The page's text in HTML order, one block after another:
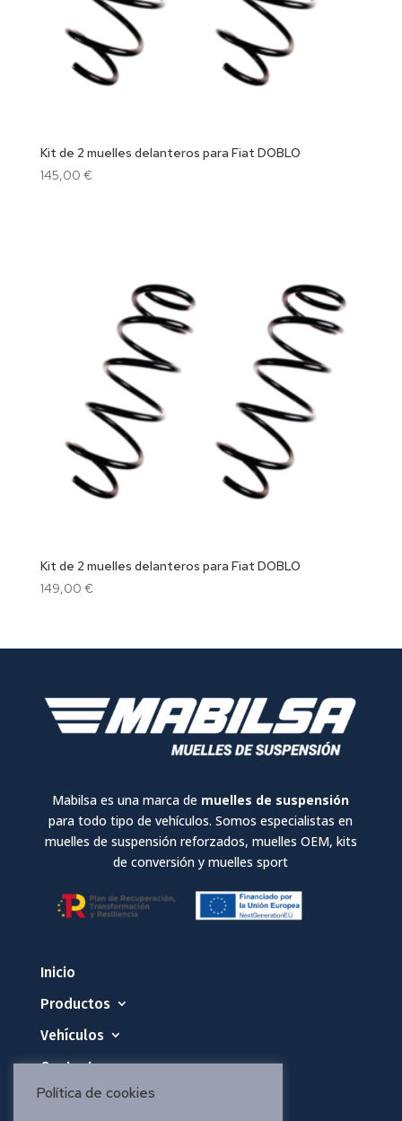
Kit de 2 muelles delanteros para Fiat DOBLO
145,00 €
Kit de 2 muelles delanteros para Fiat DOBLO
149,00 €
Mabilsa es una marca de muelles de suspensión
para todo tipo de vehículos. Somos especialistas en
muelles de suspensión reforzados, muelles OEM, kits
de conversión y muelles sport
Inicio
Productos
Vehículos
Contacto
Política de cookies